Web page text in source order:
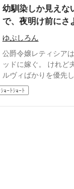
を実行する。それに関
完璧に計算に入れて
しくスピーディーな
※全4話＋番外編1話
惨な不幸描写はあり
しみください。 ※2026/07/28 関連作品に接続する
ために若干修整した
した。 ーーーーーーーーーー 【「ですよね！シリー
ズ」について】 本作
幼馴染しか見えな
で、夜明け前にさ
ゆぷしろん
公爵令嬢レティシア
ッドに嫁ぐ。 けれど
ルヴィばかりを優先
合おうともしなかっ
支え、領地経営まで
ｼｮｰﾄｼｮｰﾄ